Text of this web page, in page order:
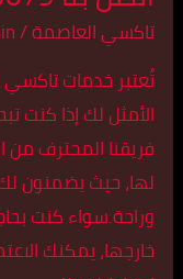
تاكسي العاصمة/
تُعتبر خدمات تاكسي
الأمثل لك إذا كنت
فريقنا المحترف من
لها، حيث يضمنون
وراحة.سواء كنت
خارجها، يمكنك